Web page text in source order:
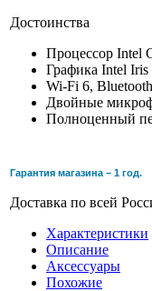
Достоинства
Процессор Intel
Графика Intel Iris
Wi-Fi 6,
Двойные
Полноценный
Гарантия магазина – 1 год.
Доставка по всей
Характеристики
Описание
Аксессуары
Похожие